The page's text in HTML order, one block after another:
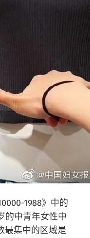
1988》中的
的中青年女性中
最集中的区域是